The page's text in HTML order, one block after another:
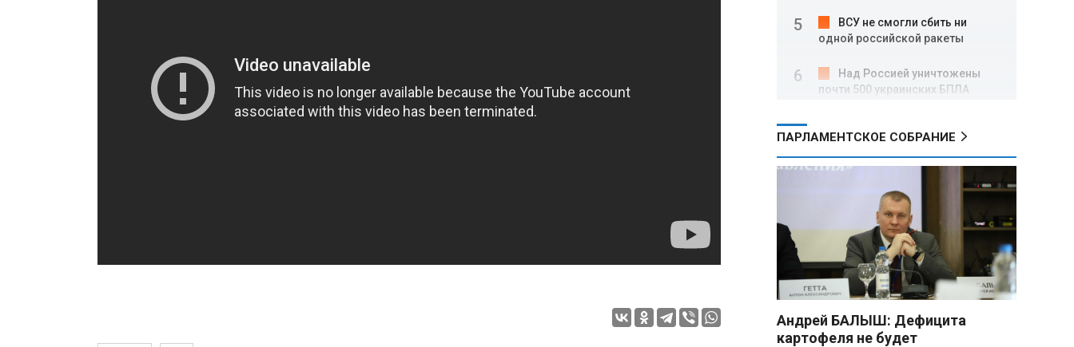
ВСУ не смогли сбить ни
одной российской ракеты
Над Россией уничтожены
почти 500 украинских БПЛА
заработали нормы,
направленные на стабилизацию
на топливном рынке, и новые
меры поддержки участников
Александр Лукашенко о
торговых сетях: Почему к
сельчанам вышли только
единицы?
Премьер Литвы призвал не
пугать людей угрозой со
ПАРЛАМЕНТСКОЕ СОБРАНИЕ
Андрей БАЛЫШ: Дефицита
картофеля не будет